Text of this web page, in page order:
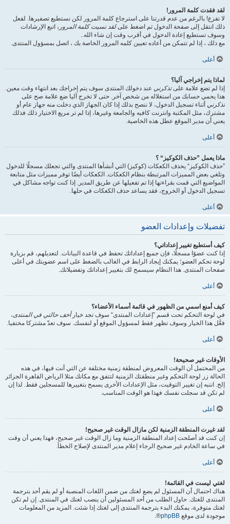
لقد فقدت كلمة المرور!
لا تفزع! بالرغم من عدم قدرتنا على استرجاع كلمة المرور لكن نستطيع تصفيرها. لفعل
ذلك انتقل إلى صفحة الدخول ثم اضغط علىلقد نسيت كلمة المرور ، اتبع الإرشادات
وسوف تستطيع إعادة الدخول في أقرب وقت إن شاء الله..
مع ذلك ، إذا لم تتمكن من أعاده تعيين كلمه المرور الخاصة بك ، اتصل بمسؤول المنتدى.
أعلى
لماذا يتم إخراجي آليا؟
إذا لم تضع علامة علىتذكرني عند دخولك المنتدى سوف يتم إخراجك بعد انتهاء وقت معين.
هذا يحمي حسابك من استغلاله من شخص آخر. حتى لا تخرج آليا ضع علامة صح على
تذكرني أثناء تسجيل الدخول، لا ننصح بذلك إذا كان الجهاز الذي دخلت منه جهاز عام أو
مشترك، مثل المكتبة وانترنت كافيه والجامعة وغيرها، إذا لم تر مربع الاختيار ذلك فذلك
يعني أن مدير الموقع عطل هذه الخاصية.
أعلى
ماذا يعمل ”حذف الكوكيز“ ؟
”حذف الكوكيز“ يحذف الكعكات (كوكيز) التي أنشأها المنتدى والتي تجعلك مسجلًا للدخول
وتلغي بعض المميزات المرتبطة بنظام الكعكات. الكعكات أيضًا توفر مميزات مثل متابعة
المواضيع التي قمت بقراءتها إذا تم تفعيلها عن طريق المدير. إذا كنت تواجه مشاكل في
تسجيل الدخول أو الخروج، فقد يساعد حذف الكعكات في حلها.
أعلى
تفضيلات وإعدادات العضو
كيف أستطيع تغيير إعداداتي؟
إذا كنت عضوًا مسجلًا، فإن جميع إعداداتك تحفظ في قاعدة البيانات. لتعديلهم، قم بزيارة
لوحة تحكم العضو؛ يمكنك إيجاد الرابط في الغالب بالضغط على اسم عضويتك في أعلى
صفحات المنتدى. هذا النظام سيسمح لك بتغيير إعداداتك وتفضيلاتك.
أعلى
كيف أمنع اسمي من الظهور في قائمة أسماء الأعضاء؟
في لوحة التحكم تحت قسم ”إعدادات المنتدى“ سوف تجد خيارأخف حالتي في المنتدى،
فعَّل هذا الخيار وسوف تظهر فقط لمسؤول الموقع أو لنفسك. سوف تعدّ مشتركا مختفيا.
أعلى
الأوقات غير صحيحة!
من المحتمل أن الوقت المعروض لمنطقة زمنية مختلفة عن التي أنت فيها، في هذه
الحالة زر لوحة التحكم وغير منطقتك الزمنية لتتفق مع مكانك مثلا الرياض القاهرة الجزائر
إلخ. انتبه إن تغيير التوقيت، مثل الإعدادات الأخرى يسمح بتغييرها للمسجلين فقط. لذا إن
لم تكن قد سجلت نفسك فهذا هو الوقت المناسب.
أعلى
لقد غيرت المنطقة الزمنية لكن مازال الوقت غير صحيح!
إن كنت قد أصلحت إعداد المنطقة الزمنية وما زال الوقت غير صحيح، فهذا يعني أن وقت
في ساعة الخادم غير صحيح الرجاء إعلام مدير المنتدى لإصلاح الخطأ.
أعلى
لغتي ليست في القائمة!
هناك احتمال أن المسئول لم يضع لغتك من ضمن اللغات المنصبة أو لم يقم أحد بترجمة
المنتدى للغتك. حاول الطلب من أحد المسئولين أن ينصب لغتك في المنتدى. إن لم تكن
لغتك متوفرة، يمكنك البدء بترجمة المنتدى إلى لغتك إذا شئت. المزيد من المعلومات
موجودة لدى موقع phpBB
®.